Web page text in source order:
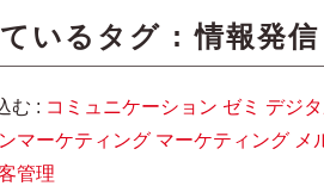
いるタグ :情報発信
む : コミュニケーション ゼミ デジ
マーケティング マーケティング メ
管理